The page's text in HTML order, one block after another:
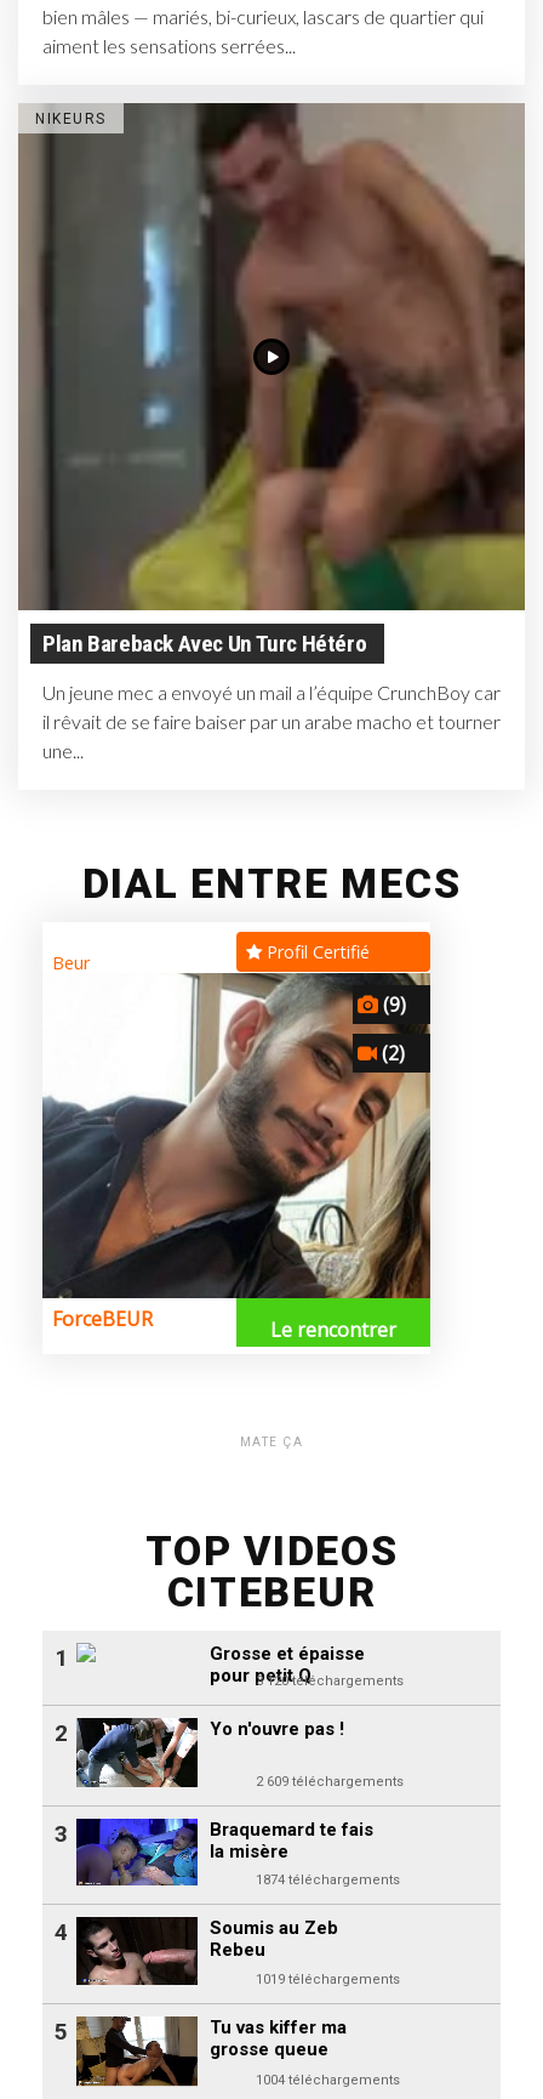
bien mâles — mariés, bi-curieux, lascars de quartier qui
aiment les sensations serrées...
NIKEURS
Plan Bareback Avec Un Turc Hétéro
Un jeune mec a envoyé un mail a l’équipe CrunchBoy car
il rêvait de se faire baiser par un arabe macho et tourner
une...
DIAL ENTRE MECS
MATE ÇA
TOP VIDEOS
CITEBEUR
Grosse et épaisse
pour petit Q
3 120 téléchargements
1
Yo n'ouvre pas !
2 609 téléchargements
2
Braquemard te fais
la misère
1874 téléchargements
3
Soumis au Zeb
Rebeu
1019 téléchargements
4
Tu vas kiffer ma
grosse queue
1004 téléchargements
5